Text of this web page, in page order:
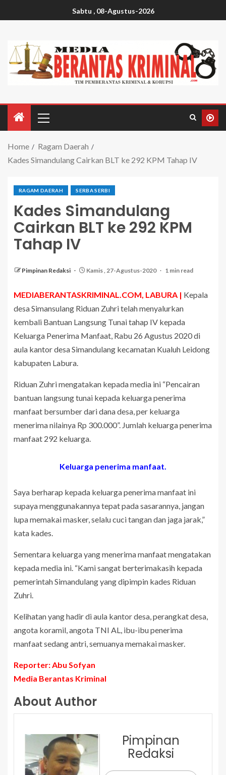
Sabtu , 08-Agustus-2026
Home
Ragam Daerah
Kades Simandulang Cairkan BLT ke 292 KPM Tahap IV
RAGAM DAERAH SERBA SERBI
Kades Simandulang
Cairkan BLT ke 292 KPM
Tahap IV
Pimpinan Redaksi Kamis , 27-Agustus-2020 1 min read
MEDIABERANTASKRIMINAL.COM, LABURA | Kepala
desa Simansulang Riduan Zuhri telah menyalurkan
kembali Bantuan Langsung Tunai tahap IV kepada
Keluarga Penerima Manfaat, Rabu 26 Agustus 2020 di
aula kantor desa Simandulang kecamatan Kualuh Leidong
kabupaten Labura.
Riduan Zuhri mengatakan kepada media ini “Pencairan
bantuan langsung tunai kepada keluarga penerima
manfaat bersumber dari dana desa, per keluarga
menerima nilainya Rp 300.000”. Jumlah keluarga penerima
manfaat 292 keluarga.
Keluarga penerima manfaat.
Saya berharap kepada keluarga penerima manfaat ini
supaya menggunakannya tepat pada sasarannya, jangan
lupa memakai masker, selalu cuci tangan dan jaga jarak,”
kata kades.
Sementara keluarga yang menerima manfaat mengatakan
kepada media ini. “Kami sangat berterimakasih kepada
pemerintah Simandulang yang dipimpin kades Riduan
Zuhri.
Kelihatan yang hadir di aula kantor desa, perangkat desa,
angota koramil, angota TNI AL, ibu-ibu penerima
manfaat sedang antri, semuanya memakai masker.
Reporter: Abu Sofyan
Media Berantas Kriminal
About Author
Pimpinan
Redaksi